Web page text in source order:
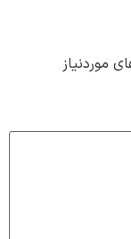
موردنیاز